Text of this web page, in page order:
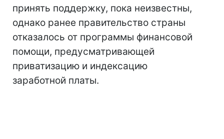
принять поддержку, пока неизвестны,
однако ранее правительство страны
отказалось от программы финансовой
помощи, предусматривающей
приватизацию и индексацию
заработной платы.